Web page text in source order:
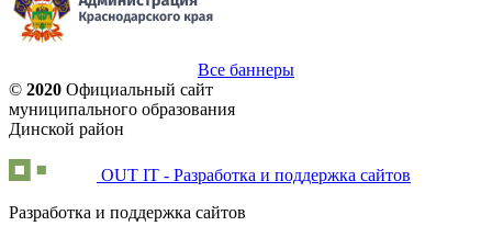
Все баннеры
© 2020 Официальный сайт
муниципального образования
Динской район
OUT IT - Разработка и поддержка сайтов
Разработка и поддержка сайтов